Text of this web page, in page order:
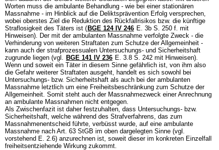
Worten muss die ambulante Behandlung - wie bei einer stationären
Massnahme - im Hinblick auf die Deliktsprävention Erfolg versprechen,
wobei oberstes Ziel die Reduktion des Rückfallrisikos bzw. die künftige
Straflosigkeit des Täters ist ( BGE 124 IV 246 E. 3b S. 250 f. mit
Hinweisen). Der mit der ambulanten Massnahme verfolgte Zweck - die
Verhinderung von weiteren Straftaten zum Schutze der Allgemeinheit -
kann auch der strafprozessualen Untersuchungs- und Sicherheitshaft
zugrunde liegen (vgl. BGE 141 IV 236 E. 3.8 S. 242 mit Hinweisen).
Wenn und soweit ein Täter in diesem Sinne gefährlich ist, von ihm also
die Gefahr weiterer Straftaten ausgeht, handelt es sich sowohl bei
Untersuchungs- bzw. Sicherheitshaft als auch bei der ambulanten
Massnahme letztlich um eine Freiheitsbeschränkung zum Schutze der
Allgemeinheit. Somit steht auch der Massnahmezweck einer Anrechnung
an ambulante Massnahmen nicht entgegen.
Als Zwischenfazit ist daher festzuhalten, dass Untersuchungs- bzw.
Sicherheitshaft, welche während des Strafverfahrens, das zum
Massnahmenentscheid führte, verbüsst wurde, auf eine ambulante
Massnahme nach Art. 63 StGB im oben dargelegten Sinne (vgl.
vorstehend E. 2.6) anzurechnen ist, soweit dieser im konkreten Einzelfall
freiheitsentziehende Wirkung zukommt.